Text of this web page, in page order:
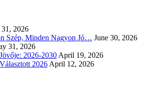
2026
Szép, Minden Nagyon Jó… June 30, 2026
31, 2026
2026-2030 April 19, 2026
2026 April 12, 2026